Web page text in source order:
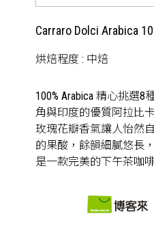
Carraro Dolci Arabica
烘焙程度 : 中焙
100% Arabica 精心挑選
角與印度的優質阿拉比
玫瑰花瓣香氣讓人怡然
的果酸，餘韻細膩悠長
是一款完美的下午茶咖